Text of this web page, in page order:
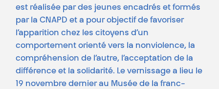
est réalisée par des jeunes encadrés et formés
par la CNAPD et a pour objectif de favoriser
l’apparition chez les citoyens d’un
comportement orienté vers la nonviolence, la
compréhension de l’autre, l’acceptation de la
différence et la solidarité. Le vernissage a lieu le
19 novembre dernier au Musée de la franc-